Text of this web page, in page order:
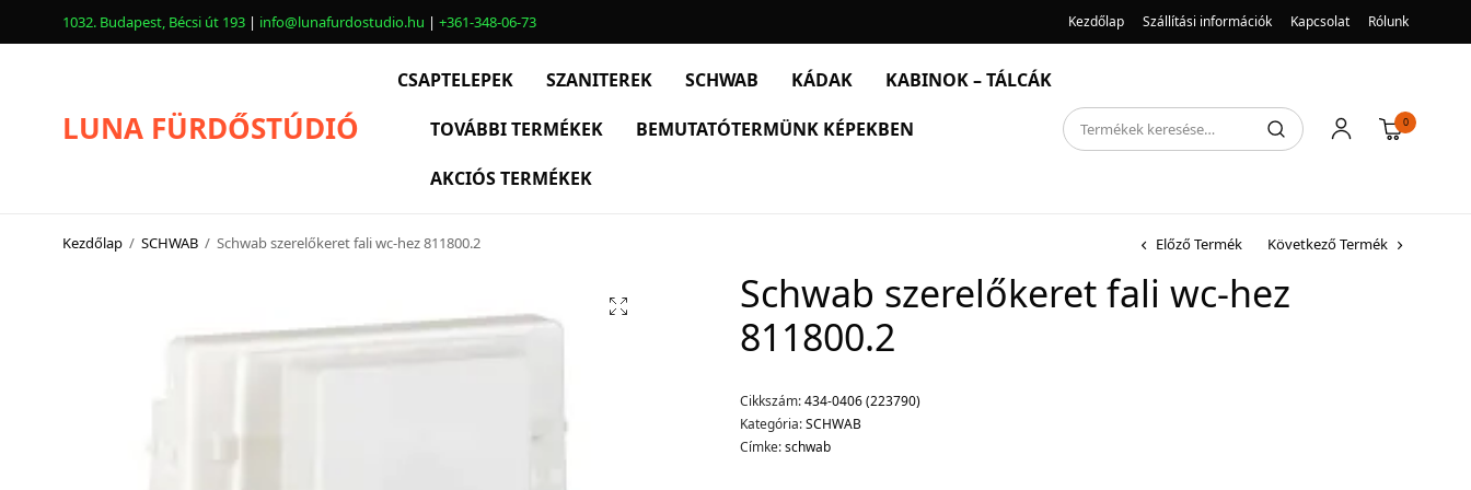
1032. Budapest, Bécsi út 193 | info@lunafurdostudio.hu | +361-348-06-73 Kezdőlap Szállítási információk Kapcsolat Rólunk
LUNA FÜRDŐSTÚDIÓ
CSAPTELEPEK SZANITEREK SCHWAB KÁDAK KABINOK – TÁLCÁK
TOVÁBBI TERMÉKEK BEMUTATÓTERMÜNK KÉPEKBEN
AKCIÓS TERMÉKEK
0
Kezdőlap / SCHWAB / Schwab szerelőkeret fali wc-hez 811800.2 Előző Termék Következő Termék
Schwab szerelőkeret fali wc-hez
811800.2
Cikkszám:434-0406 (223790)
Kategória:SCHWAB
Címke:schwab
SZANITEREK